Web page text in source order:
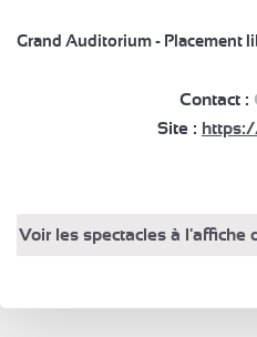
Grand Auditorium - Placement
Contact :
Site :
Voir les spectacles à l'affiche